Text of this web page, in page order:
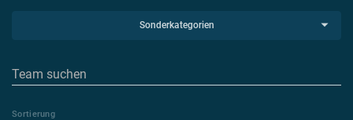
Sonderkategorien
Sortierung